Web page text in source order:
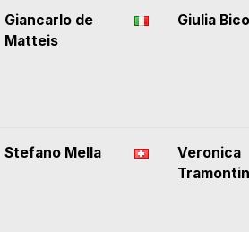
Giancarlo de
Matteis
Giulia Bico
Stefano Mella
Veronica
Tramontin